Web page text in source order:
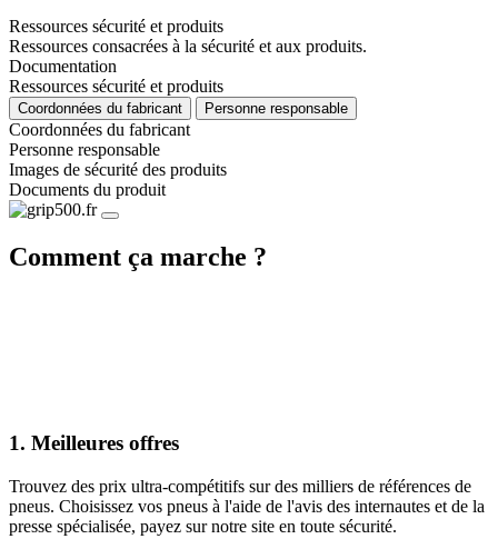
Ressources sécurité et produits
Ressources consacrées à la sécurité et aux produits.
Documentation
Ressources sécurité et produits
Coordonnées du fabricant Personne responsable
Coordonnées du fabricant
Personne responsable
Images de sécurité des produits
Documents du produit
Comment ça marche ?
1. Meilleures offres
Trouvez des prix ultra-compétitifs sur des milliers de références de
pneus. Choisissez vos pneus à l'aide de l'avis des internautes et de la
presse spécialisée, payez sur notre site en toute sécurité.